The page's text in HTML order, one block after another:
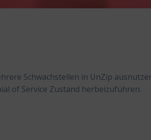
Schwachstellen in UnZip
of Service Zustand herbeizuführen.